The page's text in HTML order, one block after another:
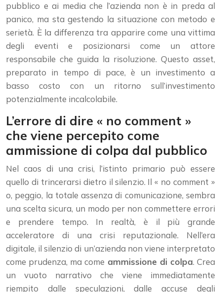
pubblico e ai media che l’azienda non è in preda al
panico, ma sta gestendo la situazione con metodo e
serietà. È la differenza tra apparire come una vittima
degli eventi e posizionarsi come un attore
responsabile che guida la risoluzione. Questo asset,
preparato in tempo di pace, è un investimento a
basso costo con un ritorno sull’investimento
potenzialmente incalcolabile.
L’errore di dire « no comment »
che viene percepito come
ammissione di colpa dal pubblico
Nel caos di una crisi, l’istinto primario può essere
quello di trincerarsi dietro il silenzio. Il « no comment »
o, peggio, la totale assenza di comunicazione, sembra
una scelta sicura, un modo per non commettere errori
e prendere tempo. In realtà, è il più grande
acceleratore di una crisi reputazionale. Nell’era
digitale, il silenzio di un’azienda non viene interpretato
come prudenza, ma come ammissione di colpa. Crea
un vuoto narrativo che viene immediatamente
riempito dalle speculazioni, dalle accuse degli